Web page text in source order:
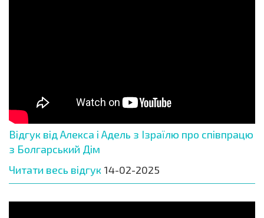
Відгук від Алекса і Адель з Ізраїлю про співпрацю
з Болгарський Дім
Читати весь відгук 14-02-2025